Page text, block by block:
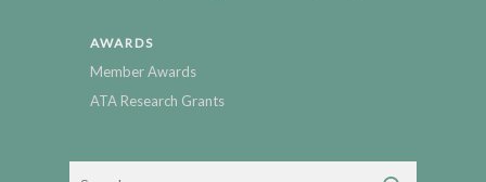
AWARDS
Member Awards
ATA Research Grants